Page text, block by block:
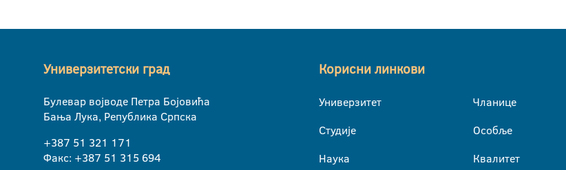
Универзитетски град
Булевар војводе Петра Бојовића
Бања Лука, Република Српска
+387 51 321 171
Факс: +387 51 315 694
Корисни линкови
Универзитет
Студије
Наука
Чланице
Особље
Квалитет